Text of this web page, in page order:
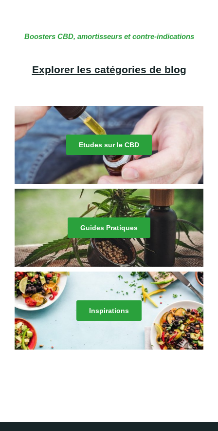
Boosters CBD, amortisseurs et contre-indications
Explorer les catégories de blog
Etudes sur le CBD
Guides Pratiques
Inspirations